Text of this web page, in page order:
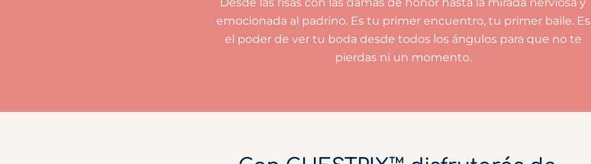
emocionada al padrino. Es tu primer encuentro, tu primer baile. Es
el poder de ver tu boda desde todos los ángulos para que no te
pierdas ni un momento.